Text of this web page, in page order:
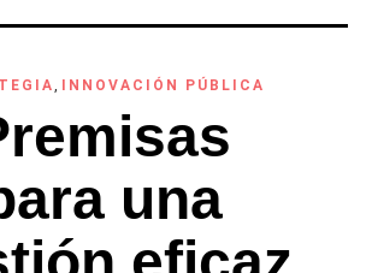
, INNOVACIÓN PÚBLICA
una